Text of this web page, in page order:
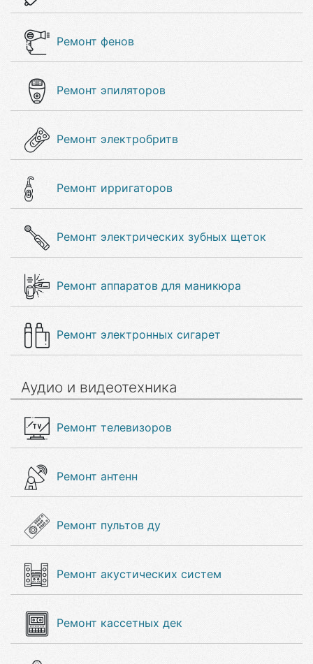
Ремонт фенов
Ремонт эпиляторов
Ремонт электробритв
Ремонт ирригаторов
Ремонт электрических зубных щеток
Ремонт аппаратов для маникюра
Ремонт электронных сигарет
Аудио и видеотехника
Ремонт телевизоров
Ремонт антенн
Ремонт пультов ду
Ремонт акустических систем
Ремонт кассетных дек